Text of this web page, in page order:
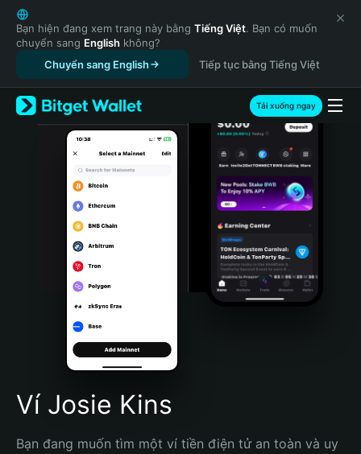
English
日本語
Tiếng Việt
Русский
Español (Latinoamérica)
Türkçe
Italiano
Português (Portugal)
Bahasa Indonesia
Português (Brasil)
Español (Argentina)
Bạn hiện đang xem trang này bằng Tiếng Việt. Bạn có muốn
chuyển sang English không?
Chuyển sang English
Tiếp tục bằng Tiếng Việt
Tải xuống ngay
Ví Josie Kins
Bạn đang muốn tìm một ví tiền điện tử an toàn và uy